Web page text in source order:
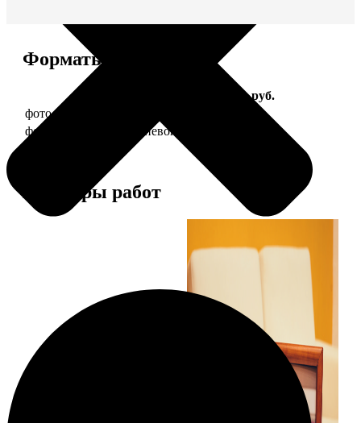
Форматы и цены
Цена, руб.
фото 20х30 в деревянной рамке
фото 20х30 в алюминиевой рамке
Примеры работ